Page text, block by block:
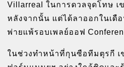
Villarreal ในการดวลจุดโทษ เ
หลังจากนั้น แต่ได้ลาออกในเดื
พ่ายแพ้รอบเพลย์ออฟ
ในช่วงทำหน้าที่กุนซือทีมตุรกี เ